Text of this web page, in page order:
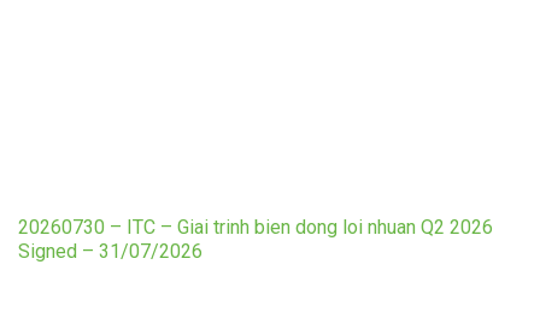
20260730 – ITC – Giai trinh bien dong loi nhuan Q2 2026
Signed – 31/07/2026